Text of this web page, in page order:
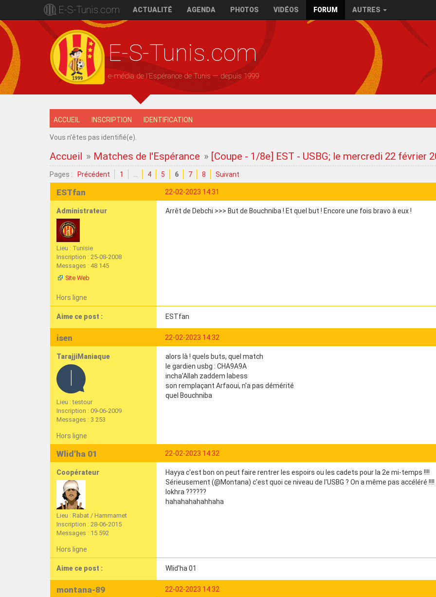
E-S-Tunis.com ACTUALITÉ AGENDA PHOTOS VIDÉOS FORUM AUTRES
E-S-Tunis.com
e-média de l'Espérance de Tunis — depuis 1999
ACCUEIL INSCRIPTION IDENTIFICATION
Vous n'êtes pas identifié(e).
Accueil » Matches de l'Espérance » [Coupe - 1/8e] EST - USBG; le mercredi 22 février
Pages : Précédent 1 4 5 6 7 8 Suivant
22-02-2023 14:31
ESTfan
Administrateur
Lieu : Tunisie
Inscription : 25-08-2008
Messages : 48 145
Site Web
Arrêt de Debchi >>> But de Bouchniba ! Et quel but ! Encore une fois bravo à eux !
Hors ligne
Aime ce post : ESTfan
22-02-2023 14:32
isen
TarajjiManiaque
Lieu : testour
Inscription : 09-06-2009
Messages : 3 253
alors là ! quels buts, quel match
le gardien usbg : CHA9A9A
incha'Allah zaddem labess
son remplaçant Arfaoui, n'a pas démérité
quel Bouchniba
Hors ligne
22-02-2023 14:32
Wlid'ha 01
Coopérateur
Lieu : Rabat / Hammamet
Inscription : 28-06-2015
Messages : 15 592
Hayya c'est bon on peut faire rentrer les espoirs ou les cadets pour la 2e mi-temps !!!!
Sérieusement (@Montana) c'est quoi ce niveau de l'USBG ? On a même pas accéléré
lokhra ??????
hahahahahahhaha
Hors ligne
Aime ce post : Wlid'ha 01
22-02-2023 14:32
montana-89